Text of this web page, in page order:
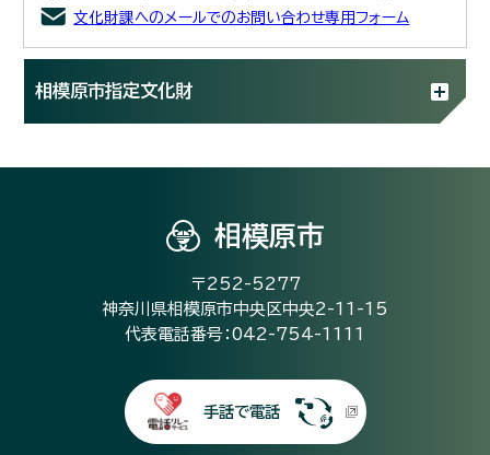
文化財課へのメールでのお問い合わせ専用フォーム
相模原市指定文化財
相模原市
〒252-5277
神奈川県相模原市中央区中央2-11-15
代表電話番号：042-754-1111
手話で電話